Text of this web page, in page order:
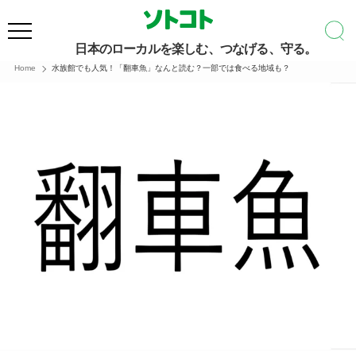
日本のローカルを楽しむ、つなげる、守る。
Home 水族館でも人気！「翻車魚」なんと読む？一部では食べる地域も？